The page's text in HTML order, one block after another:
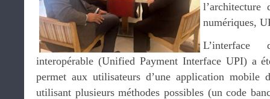
l’architecture
numériques,
L’interface
interopérable (Unified Payment Interface UPI) a
permet aux utilisateurs d’une application mobile
utilisant plusieurs méthodes possibles (un code